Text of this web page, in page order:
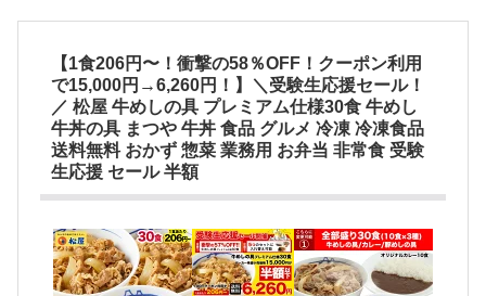
【1食206円〜！衝撃の58％OFF！クーポン利用
で15,000円→6,260円！】＼受験生応援セール！
／ 松屋 牛めしの具 プレミアム仕様30食 牛めし
牛丼の具 まつや 牛丼 食品 グルメ 冷凍 冷凍食品
送料無料 おかず 惣菜 業務用 お弁当 非常食 受験
生応援 セール 半額